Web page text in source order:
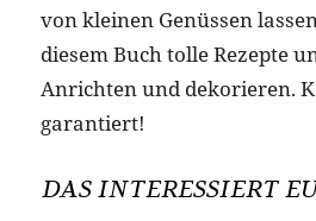
von kleinen Genüssen
diesem Buch tolle Rezepte
Anrichten und dekorieren.
garantiert!
DAS INTERESSIERT